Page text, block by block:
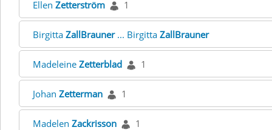
Ellen Zetterström 1
Birgitta ZallBrauner... Birgitta ZallBrauner
Madeleine Zetterblad 1
Johan Zetterman 1
Madelen Zackrisson 1